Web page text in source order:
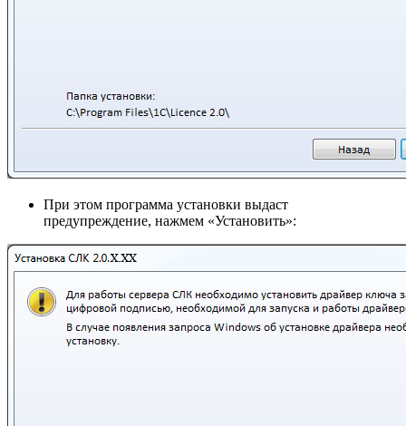
При этом программа установки выдаст
предупреждение, нажмем «Установить»: